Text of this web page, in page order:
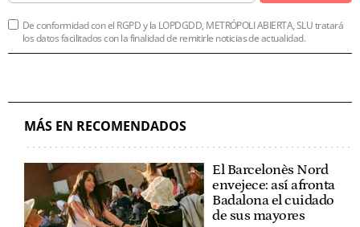
De conformidad con el RGPD y la LOPDGDD, METRÓPOLI ABIERTA, SLU tratará
los datos facilitados con la finalidad de remitirle noticias de actualidad.
MÁS EN RECOMENDADOS
El Barcelonès Nord
envejece: así afronta
Badalona el cuidado
de sus mayores